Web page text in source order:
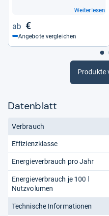
Weiterlesen
€
Angebote vergleichen
Produkte
Datenblatt
Verbrauch
Effizienzklasse
Energieverbrauch pro Jahr
Energieverbrauch je 100 l
Nutzvolumen
Technische Informationen